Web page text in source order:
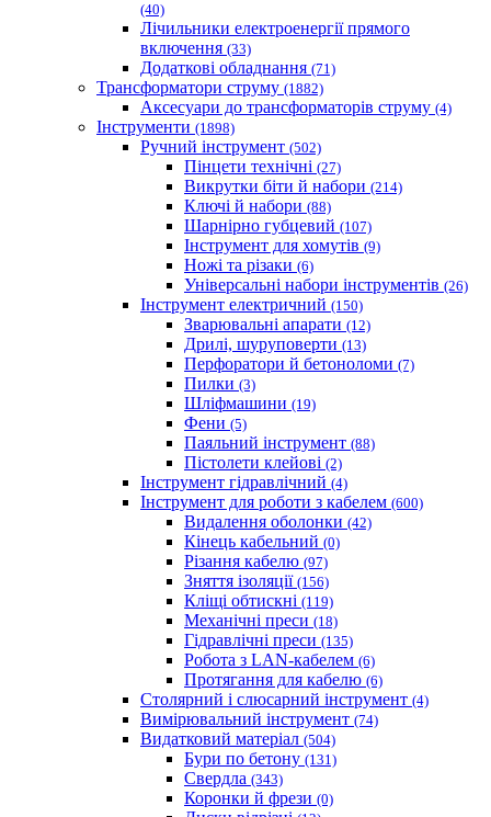
(40)
Лічильники електроенергії прямого
включення (33)
Додаткові обладнання (71)
Трансформатори струму (1882)
Аксесуари до трансформаторів струму (4)
Інструменти (1898)
Ручний інструмент (502)
Пінцети технічні (27)
Викрутки біти й набори (214)
Ключі й набори (88)
Шарнірно губцевий (107)
Iнструмент для хомутів (9)
Ножі та різаки (6)
Універсальні набори інструментів (26)
Інструмент електричний (150)
Зварювальні апарати (12)
Дрилі, шуруповерти (13)
Перфоратори й бетоноломи (7)
Пилки (3)
Шліфмашини (19)
Фени (5)
Паяльний інструмент (88)
Пістолети клейові (2)
Інструмент гідравлічний (4)
Інструмент для роботи з кабелем (600)
Видалення оболонки (42)
Кінець кабельний (0)
Різання кабелю (97)
Зняття ізоляції (156)
Кліщі обтискні (119)
Механічні преси (18)
Гідравлічні преси (135)
Робота з LAN-кабелем (6)
Протягання для кабелю (6)
Столярний і слюсарний інструмент (4)
Вимірювальний інструмент (74)
Видатковий матеріал (504)
Бури по бетону (131)
Свердла (343)
Коронки й фрези (0)